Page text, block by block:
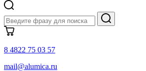
8 4822 75 03 57
mail@alumica.ru